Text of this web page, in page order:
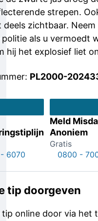
strepen.
deels zichtbaar.
als u vermoedt
hij het explosief liet
PL2000-
6070
Meld
Anoniem
Gratis
0800 -
tip doorgeven
tip online door via het